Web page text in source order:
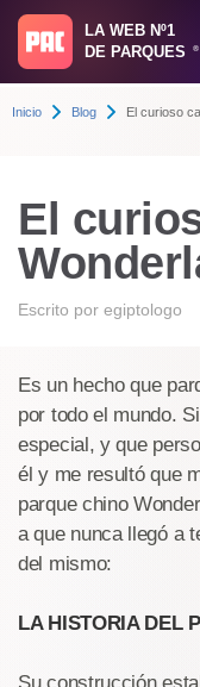
LA WEB Nº1
DE PARQUES
®
Inicio Blog El curioso
El
Escrito por egiptologo
Es un hecho que
por todo el mundo.
especial, y que
él y me resultó que
parque chino
a que nunca llegó a
del mismo:
LA HISTORIA DEL